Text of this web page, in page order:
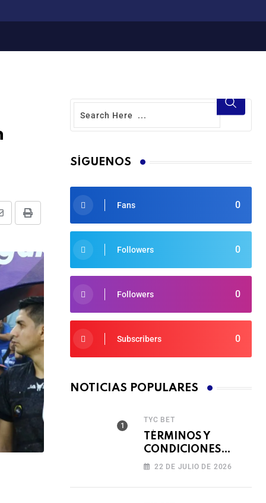
SÍGUENOS
0
Fans
0
Followers
0
Followers
0
Subscribers
NOTICIAS POPULARES
TYC BET
TÉRMINOS Y
CONDICIONES
TORNEO COMPITE,
22 DE JULIO DE 2026